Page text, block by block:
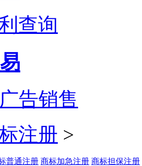
查询
告销售
注册 >
普通注册 商标加急注册 商标担保注册